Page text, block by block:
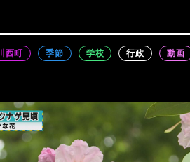
西町 季節 学校 行政
動画